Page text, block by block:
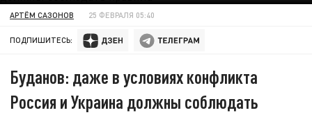
АРТЁМ САЗОНОВ 25 ФЕВРАЛЯ 05:40
ПОДПИШИТЕСЬ:
Буданов: даже в условиях конфликта
Россия и Украина должны соблюдать